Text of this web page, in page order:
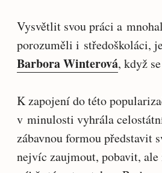
Vysvětlit svou práci a
porozuměli i středoškoláci,
Barbora Winterová, když
K zapojení do této
v minulosti vyhrála
zábavnou formou představit
nejvíc zaujmout, pobavit,